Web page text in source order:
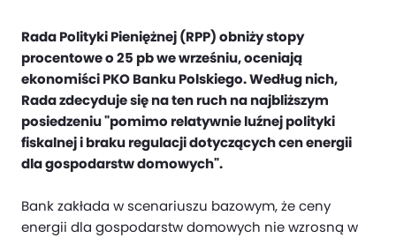
Rada Polityki Pieniężnej (RPP) obniży stopy
procentowe o 25 pb we wrześniu, oceniają
ekonomiści PKO Banku Polskiego. Według nich,
Rada zdecyduje się na ten ruch na najbliższym
posiedzeniu "pomimo relatywnie luźnej polityki
fiskalnej i braku regulacji dotyczących cen energii
dla gospodarstw domowych".
Bank zakłada w scenariuszu bazowym, że ceny
energii dla gospodarstw domowych nie wzrosną w